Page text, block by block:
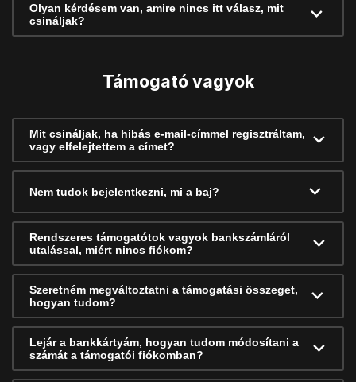
Olyan kérdésem van, amire nincs itt válasz, mit
csináljak?
Támogató vagyok
Mit csináljak, ha hibás e-mail-címmel regisztráltam,
vagy elfelejtettem a címet?
Nem tudok bejelentkezni, mi a baj?
Rendszeres támogatótok vagyok bankszámláról
utalással, miért nincs fiókom?
Szeretném megváltoztatni a támogatási összeget,
hogyan tudom?
Lejár a bankkártyám, hogyan tudom módosítani a
számát a támogatói fiókomban?